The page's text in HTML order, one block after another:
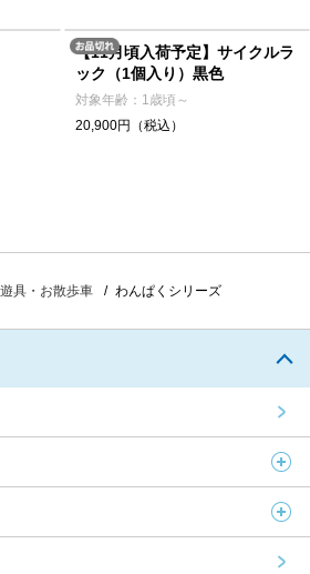
【11月頃入荷予定】サイクルラ
ック（1個入り）黒色
対象年齢：1歳頃～
20,900円（税込）
具・お散歩車 わんぱくシリーズ